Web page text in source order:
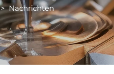
Nachrichten